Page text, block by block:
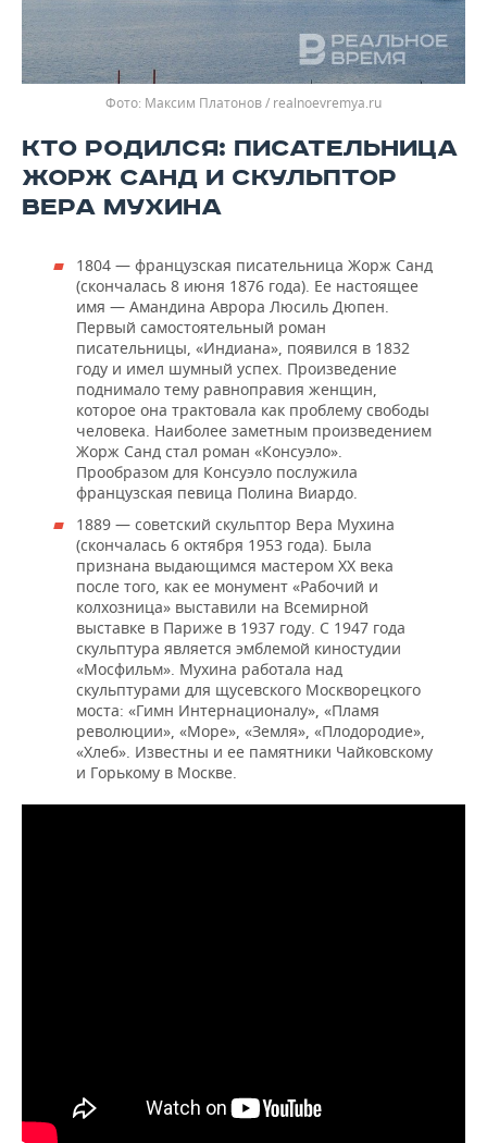
Максим Платонов / realnoevremya.ru
КТО РОДИЛСЯ: ПИСАТЕЛЬНИЦА
ЖОРЖ САНД И СКУЛЬПТОР
ВЕРА МУХИНА
1804 — французская писательница Жорж Санд
(скончалась 8 июня 1876 года). Ее настоящее
имя — Амандина Аврора Люсиль Дюпен.
Первый самостоятельный роман
писательницы, «Индиана», появился в 1832
году и имел шумный успех. Произведение
поднимало тему равноправия женщин,
которое она трактовала как проблему свободы
человека. Наиболее заметным произведением
Жорж Санд стал роман «Консуэло».
Прообразом для Консуэло послужила
французская певица Полина Виардо.
1889 — советский скульптор Вера Мухина
(скончалась 6 октября 1953 года). Была
признана выдающимся мастером XX века
после того, как ее монумент «Рабочий и
колхозница» выставили на Всемирной
выставке в Париже в 1937 году. С 1947 года
скульптура является эмблемой киностудии
«Мосфильм». Мухина работала над
скульптурами для щусевского Москворецкого
моста: «Гимн Интернационалу», «Пламя
революции», «Море», «Земля», «Плодородие»,
«Хлеб». Известны и ее памятники Чайковскому
и Горькому в Москве.